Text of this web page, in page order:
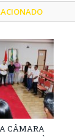
CÂMARA